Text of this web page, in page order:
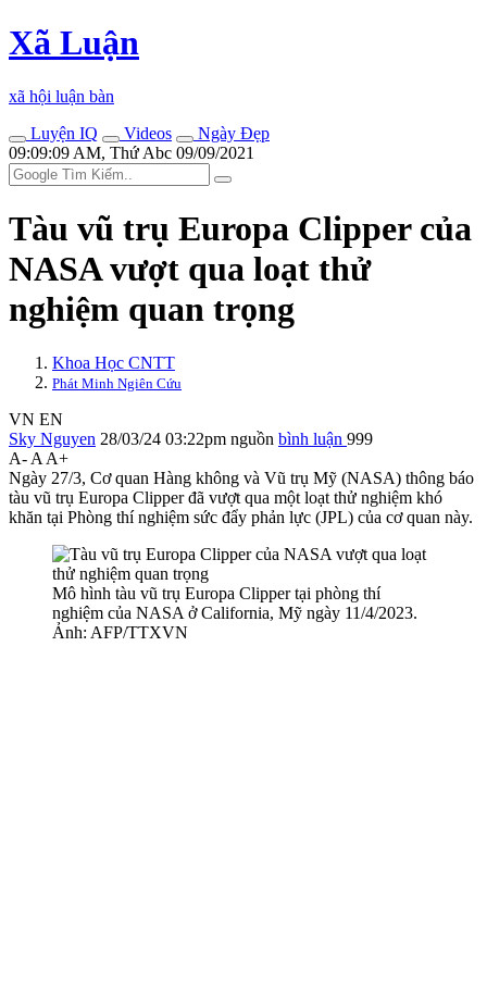
Xã Luận
xã hội luận bàn
Luyện IQ
Videos
Ngày Đẹp
09:09:09 AM, Thứ Abc 09/09/2021
Tàu vũ trụ Europa Clipper của
NASA vượt qua loạt thử
nghiệm quan trọng
Khoa Học CNTT
Phát Minh Ngiên Cứu
VN EN
Sky Nguyen 28/03/24 03:22pm nguồn bình luận 999
A- A A+
Ngày 27/3, Cơ quan Hàng không và Vũ trụ Mỹ (NASA) thông báo
tàu vũ trụ Europa Clipper đã vượt qua một loạt thử nghiệm khó
khăn tại Phòng thí nghiệm sức đẩy phản lực (JPL) của cơ quan này.
Mô hình tàu vũ trụ Europa Clipper tại phòng thí
nghiệm của NASA ở California, Mỹ ngày 11/4/2023.
Ảnh: AFP/TTXVN